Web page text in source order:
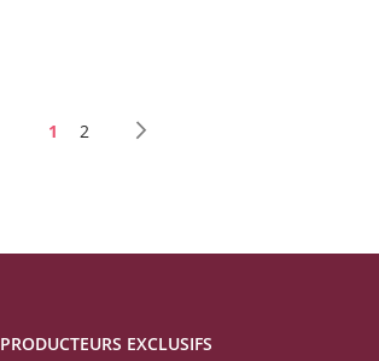
Page
Vous lisez actuellement la page
1 Page
2
PRODUCTEURS EXCLUSIFS